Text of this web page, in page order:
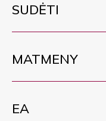
SUDĖTI
MATMENY
EA